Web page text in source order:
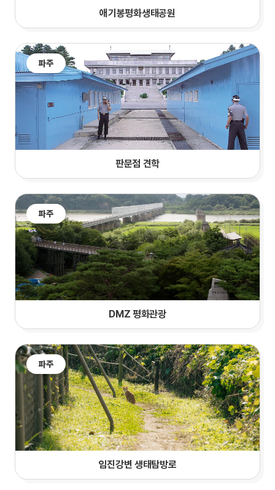
애기봉평화생태공원
파주
판문점 견학
파주
DMZ 평화관광
파주
임진강변 생태탐방로